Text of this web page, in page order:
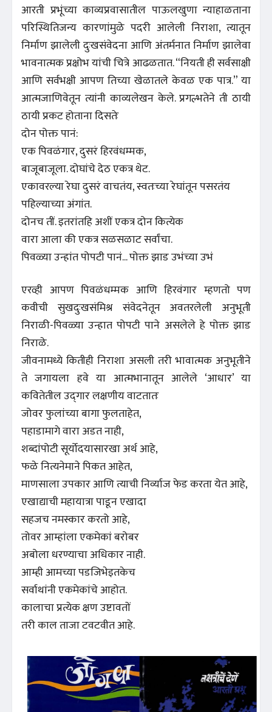
आरती प्रभूंच्या काव्यप्रवासातील पाऊलखुणा न्याहाळताना
परिस्थितिजन्य कारणांमुळे पदरी आलेली निराशा, त्यातून
निर्माण झालेली दुःखसंवेदना आणि अंतर्मनात निर्माण झालेवा
भावनात्मक प्रक्षोभ यांची चित्रे आढळतात. “नियती ही सर्वसाक्षी
आणि सर्वभक्षी आपण तिच्या खेळातले केवळ एक पात्र.” या
आत्मजाणिवेतून त्यांनी काव्यलेखन केले. प्रगल्भतेने ती ठायी
ठायी प्रकट होताना दिसतेः
दोन पोक्त पानं:
एक पिवळंगार, दुसरं हिरवंधम्मक,
बाजूबाजूला. दोघांचे देठ एकत्र थेट.
एकावरल्या रेघा दुसरं वाचतंय, स्वतःच्या रेघांतून पसरतंय
पहिल्याच्या अंगांत.
दोनच तीं. इतरांतहि अशीं एकत्र दोन कित्येक
वारा आला की एकत्र सळसळाट सर्वांचा.
पिवळ्या उन्हांत पोपटी पानं... पोक्त झाड उभंच्या उभं
एरव्ही आपण पिवळंधम्मक आणि हिरवंगार म्हणतो पण
कवीची सुखदुःखसंमिश्र संवेद‌नेतून अवतरलेली अनुभूती
निराळी-पिवळ्या उन्हात पोपटी पाने असलेले हे पोक्त झाड
निराळे.
जीवनामध्ये कितीही निराशा असली तरी भावात्मक अनुभूतीने
ते जगायला हवे या आत्मभानातून आलेले ‘आधार’ या
कवितेतील उद्‌गार लक्षणीय वाटतातः
जोवर फुलांच्या बागा फुलताहेत,
पहाडामागे वारा अडत नाही,
शब्दांपोटी सूर्योदयासारखा अर्थ आहे,
फळे नित्यनेमाने पिकत आहेत,
माणसाला उपकार आणि त्याची निर्व्याज फेड करता येत आहे,
एखाद्याची महायात्रा पाडून एखादा
सहजच नमस्कार करतो आहे,
तोवर आम्हांला एकमेकां बरोबर
अबोला धरण्याचा अधिकार नाही.
आम्ही आमच्या पडजिभेइतकेच
सर्वाथांनी एकमेकांचे आहोत.
कालाचा प्रत्येक क्षण उष्टावतों
तरी काल ताजा टवटवीत आहे.